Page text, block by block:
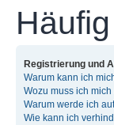
Registrierung und
Warum kann ich
Wozu muss ich
Warum werde ich
Wie kann ich